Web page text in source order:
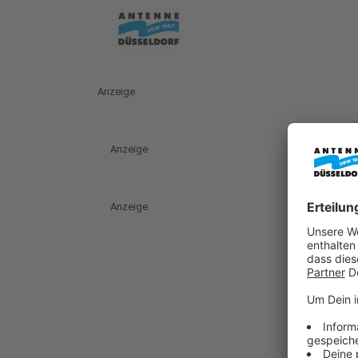
Anzeige
Anzeige
Anzeige